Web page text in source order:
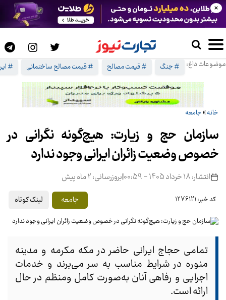
موضوعات داغ: # جنگ # قیمت مصالح # قیمت مصالح ساختمانی #
×
خانه» جامعه
سازمان حج و زیارت: هیچ‌گونه نگرانی در
خصوص وضعیت زائران ایرانی وجود ندارد
انتشار: 18 خرداد 1405 - 00:59 |بروزرسانی: 2 ماه پیش
کد خبر: 1276121 جامعه لینک کوتاه
تمامی حجاج ایرانی حاضر در مکه مکرمه و مدینه
منوره در شرایط مناسب به سر می‌برند و خدمات
اجرایی و رفاهی آنان به‌صورت کامل ومنظم در حال
ارائه است.